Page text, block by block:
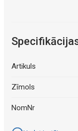
Artikuls
Zīmols
NomNr